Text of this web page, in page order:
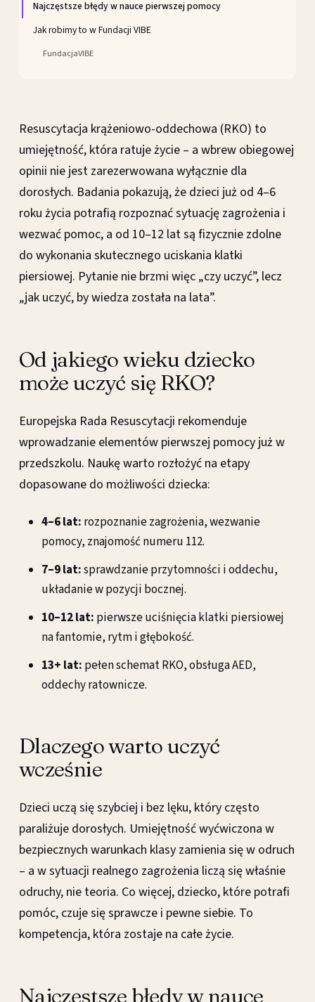
Najczęstsze błędy w nauce pierwszej pomocy
Jak robimy to w Fundacji VIBE
FundacjaVIBE
Resuscytacja krążeniowo-oddechowa (RKO) to
umiejętność, która ratuje życie – a wbrew obiegowej
opinii nie jest zarezerwowana wyłącznie dla
dorosłych. Badania pokazują, że dzieci już od 4–6
roku życia potrafią rozpoznać sytuację zagrożenia i
wezwać pomoc, a od 10–12 lat są fizycznie zdolne
do wykonania skutecznego uciskania klatki
piersiowej. Pytanie nie brzmi więc „czy uczyć”, lecz
„jak uczyć, by wiedza została na lata”.
Od jakiego wieku dziecko
może uczyć się RKO?
Europejska Rada Resuscytacji rekomenduje
wprowadzanie elementów pierwszej pomocy już w
przedszkolu. Naukę warto rozłożyć na etapy
dopasowane do możliwości dziecka:
4–6 lat: rozpoznanie zagrożenia, wezwanie
pomocy, znajomość numeru 112.
7–9 lat:sprawdzanie przytomności i oddechu,
układanie w pozycji bocznej.
10–12 lat: pierwsze uciśnięcia klatki piersiowej
na fantomie, rytm i głębokość.
13+ lat: pełen schemat RKO, obsługa AED,
oddechy ratownicze.
Dlaczego warto uczyć
wcześnie
Dzieci uczą się szybciej i bez lęku, który często
paraliżuje dorosłych. Umiejętność wyćwiczona w
bezpiecznych warunkach klasy zamienia się w odruch
– a w sytuacji realnego zagrożenia liczą się właśnie
odruchy, nie teoria. Co więcej, dziecko, które potrafi
pomóc, czuje się sprawcze i pewne siebie. To
kompetencja, która zostaje na całe życie.
Najczęstsze błędy w nauce